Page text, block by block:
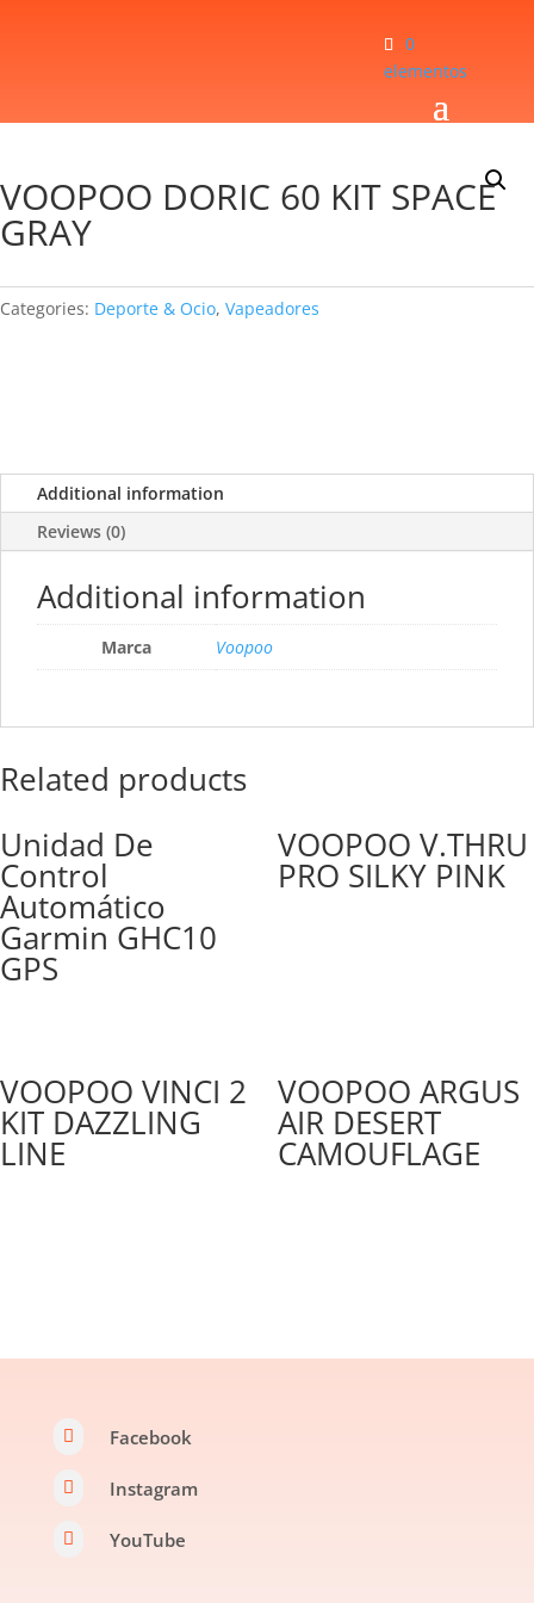
0
elementos
VOOPOO DORIC 60 KIT SPACE GRAY
VOOPOO DORIC 60 KIT SPACE
GRAY
Categories: Deporte & Ocio, Vapeadores
Additional information
Reviews (0)
Additional information
Marca Voopoo
Related products
Unidad De
Control
Automático
Garmin GHC10
GPS
VOOPOO V.THRU
PRO SILKY PINK
VOOPOO VINCI 2
KIT DAZZLING
LINE
VOOPOO ARGUS
AIR DESERT
CAMOUFLAGE
 Facebook
 Instagram
 YouTube